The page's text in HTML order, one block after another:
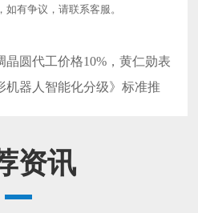
有争议，请联系客服。
晶圆代工价格10%，黄仁勋表
机器人智能化分级》标准推
资讯